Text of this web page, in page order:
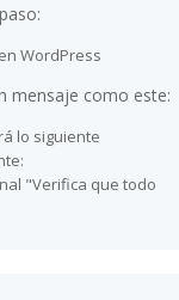
WordPress
mensaje como este:
lo siguiente
"Verifica que todo